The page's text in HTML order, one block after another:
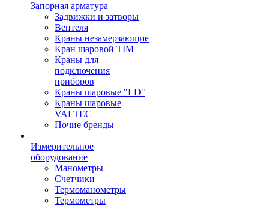
Запорная арматура
Задвижки и затворы
Вентеля
Краны незамерзающие
Кран шаровой TIM
Краны для
подключения
приборов
Краны шаровые "LD"
Краны шаровые
VALTEC
Почие бренды
Измерительное
оборудование
Манометры
Счетчики
Термоманометры
Термометры